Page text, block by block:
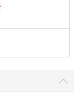
畫出來的。細膩、
初選定《告密
分成功地回應了這
宇宙晝得如此引
化部補助、阮光
，完成《哭聲》、